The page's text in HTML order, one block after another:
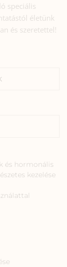
speciális
életünk
és szeretettel!
és hormonális
kezelése